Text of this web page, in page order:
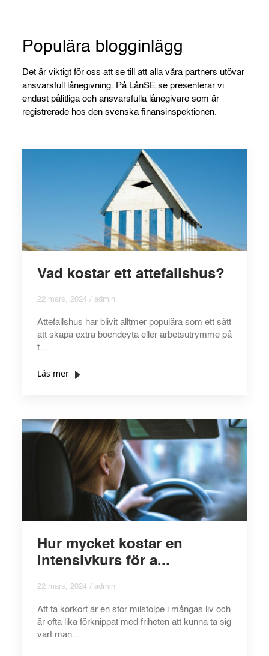
Populära blogginlägg
Det är viktigt för oss att se till att alla våra partners utövar
ansvarsfull lånegivning. På LånSE.se presenterar vi
endast pålitliga och ansvarsfulla lånegivare som är
registrerade hos den svenska finansinspektionen.
Vad kostar ett attefallshus?
22 mars, 2024 / admin
Attefallshus har blivit alltmer populära som ett sätt
att skapa extra boendeyta eller arbetsutrymme på
t...
Läs mer
Hur mycket kostar en
intensivkurs för a...
22 mars, 2024 / admin
Att ta körkort är en stor milstolpe i mångas liv och
är ofta lika förknippat med friheten att kunna ta sig
vart man...